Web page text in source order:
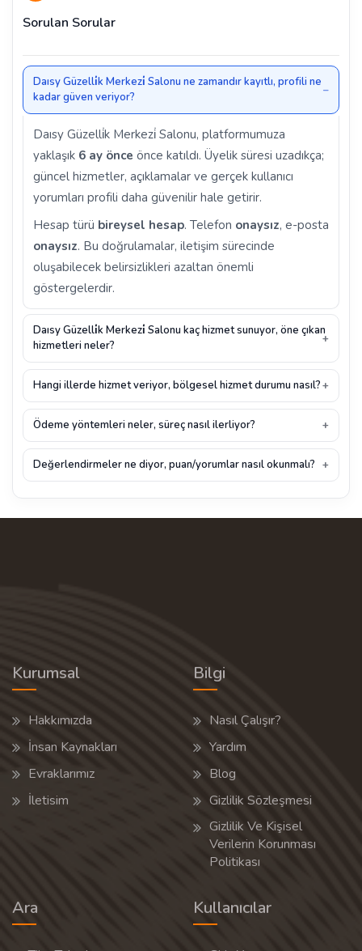
Sorulan Sorular
Daısy Güzelli̇k Merkezi̇ Salonu ne zamandır kayıtlı, profili ne
kadar güven veriyor?
Daısy Güzelli̇k Merkezi̇ Salonu, platformumuza
yaklaşık 6 ay önce önce katıldı. Üyelik süresi uzadıkça;
güncel hizmetler, açıklamalar ve gerçek kullanıcı
yorumları profili daha güvenilir hale getirir.
Hesap türü bireysel hesap. Telefon onaysız, e-posta
onaysız. Bu doğrulamalar, iletişim sürecinde
oluşabilecek belirsizlikleri azaltan önemli
göstergelerdir.
Daısy Güzelli̇k Merkezi̇ Salonu kaç hizmet sunuyor, öne çıkan
hizmetleri neler?
Hangi illerde hizmet veriyor, bölgesel hizmet durumu nasıl?
Ödeme yöntemleri neler, süreç nasıl ilerliyor?
Değerlendirmeler ne diyor, puan/yorumlar nasıl okunmalı?
Kurumsal
Hakkımızda
İnsan Kaynakları
Evraklarımız
İletisim
Bilgi
Nasıl Çalışır?
Yardım
Blog
Gizlilik Sözleşmesi
Gizlilik Ve Kişisel
Verilerin Korunması
Politikası
Ara Kullanıcılar